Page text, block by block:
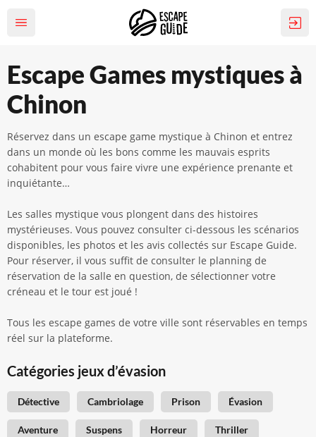
Escape Games mystiques à
Chinon
Réservez dans un escape game mystique à Chinon et entrez
dans un monde où les bons comme les mauvais esprits
cohabitent pour vous faire vivre une expérience prenante et
inquiétante…
Les salles mystique vous plongent dans des histoires
mystérieuses. Vous pouvez consulter ci-dessous les scénarios
disponibles, les photos et les avis collectés sur Escape Guide.
Pour réserver, il vous suffit de consulter le planning de
réservation de la salle en question, de sélectionner votre
créneau et le tour est joué !
Tous les escape games de votre ville sont réservables en temps
réel sur la plateforme.
Catégories jeux d’évasion
Détective Cambriolage Prison Évasion
Aventure Suspens Horreur Thriller